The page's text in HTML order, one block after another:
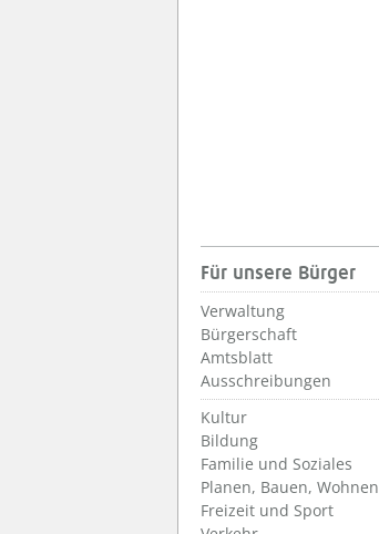
Für unsere Bürger
Verwaltung
Bürgerschaft
Amtsblatt
Ausschreibungen
Kultur
Bildung
Familie und Soziales
Planen, Bauen, Wohnen
Freizeit und Sport